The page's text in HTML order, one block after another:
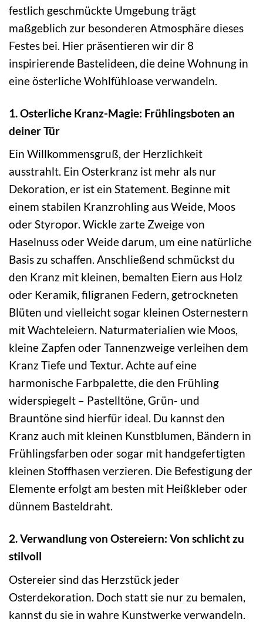
festlich geschmückte Umgebung trägt
maßgeblich zur besonderen Atmosphäre dieses
Festes bei. Hier präsentieren wir dir 8
inspirierende Bastelideen, die deine Wohnung in
eine österliche Wohlfühloase verwandeln.
1. Osterliche Kranz-Magie: Frühlingsboten an
deiner Tür
Ein Willkommensgruß, der Herzlichkeit
ausstrahlt. Ein Osterkranz ist mehr als nur
Dekoration, er ist ein Statement. Beginne mit
einem stabilen Kranzrohling aus Weide, Moos
oder Styropor. Wickle zarte Zweige von
Haselnuss oder Weide darum, um eine natürliche
Basis zu schaffen. Anschließend schmückst du
den Kranz mit kleinen, bemalten Eiern aus Holz
oder Keramik, filigranen Federn, getrockneten
Blüten und vielleicht sogar kleinen Osternestern
mit Wachteleiern. Naturmaterialien wie Moos,
kleine Zapfen oder Tannenzweige verleihen dem
Kranz Tiefe und Textur. Achte auf eine
harmonische Farbpalette, die den Frühling
widerspiegelt – Pastelltöne, Grün- und
Brauntöne sind hierfür ideal. Du kannst den
Kranz auch mit kleinen Kunstblumen, Bändern in
Frühlingsfarben oder sogar mit handgefertigten
kleinen Stoffhasen verzieren. Die Befestigung der
Elemente erfolgt am besten mit Heißkleber oder
dünnem Basteldraht.
2. Verwandlung von Ostereiern: Von schlicht zu
stilvoll
Ostereier sind das Herzstück jeder
Osterdekoration. Doch statt sie nur zu bemalen,
kannst du sie in wahre Kunstwerke verwandeln.